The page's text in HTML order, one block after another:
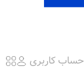
حساب کاربری